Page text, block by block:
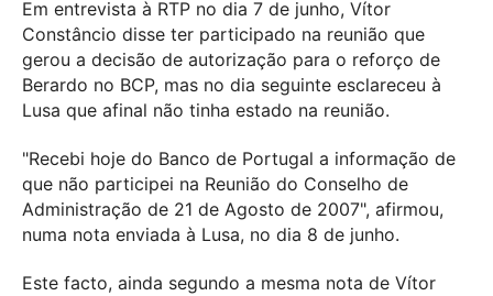
Em entrevista à RTP no dia 7 de junho, Vítor
Constâncio disse ter participado na reunião que
gerou a decisão de autorização para o reforço de
Berardo no BCP, mas no dia seguinte esclareceu à
Lusa que afinal não tinha estado na reunião.
"Recebi hoje do Banco de Portugal a informação de
que não participei na Reunião do Conselho de
Administração de 21 de Agosto de 2007", afirmou,
numa nota enviada à Lusa, no dia 8 de junho.
Este facto, ainda segundo a mesma nota de Vítor